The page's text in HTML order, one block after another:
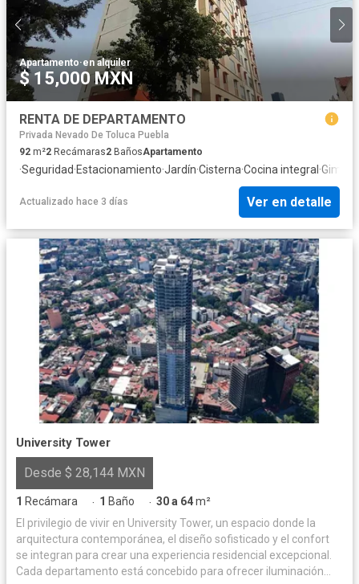
Apartamento·en alquiler
$ 15,000 MXN
RENTA DE DEPARTAMENTO
Privada Nevado De Toluca Puebla
92 m²2 Recámaras2 BañosApartamento
·Seguridad·Estacionamiento·Jardín·Cisterna·Cocina integral·
Actualizado hace 3 días Ver en detalle
University Tower
Desde $ 28,144 MXN
1 Recámara · 1 Baño · 30 a 64m²
El privilegio de vivir en University Tower, un espacio donde la
arquitectura contemporánea, el diseño sofisticado y el confort
se integran para crear una experiencia residencial excepcional.
Cada departamento está concebido para ofrecer iluminación